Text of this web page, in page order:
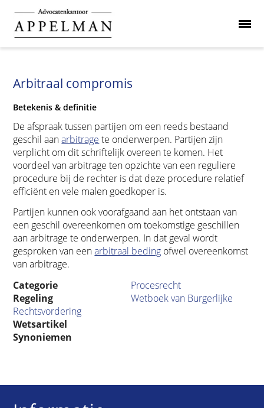
Arbitraal compromis
Betekenis & definitie
De afspraak tussen partijen om een reeds bestaand
geschil aanarbitrage te onderwerpen. Partijen zijn
verplicht om dit schriftelijk overeen te komen. Het
voordeel van arbitrage ten opzichte van een reguliere
procedure bij de rechter is dat deze procedure relatief
efficiënt en vele malen goedkoper is.
Partijen kunnen ook voorafgaand aan het ontstaan van
een geschil overeenkomen om toekomstige geschillen
aan arbitrage te onderwerpen. In dat geval wordt
gesproken van eenarbitraal beding ofwel overeenkomst
van arbitrage.
Categorie
Procesrecht
Regeling
Wetboek van Burgerlijke
Rechtsvordering
Wetsartikel
Synoniemen